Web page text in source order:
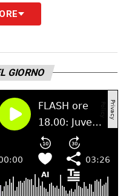
quotidiani
ai lavori quanto
GIORNO